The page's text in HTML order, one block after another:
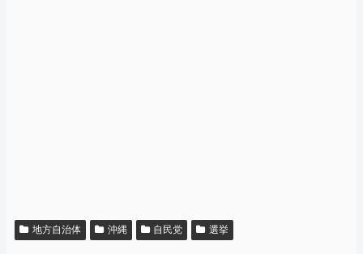
地方自治体 沖縄 自民党 選挙